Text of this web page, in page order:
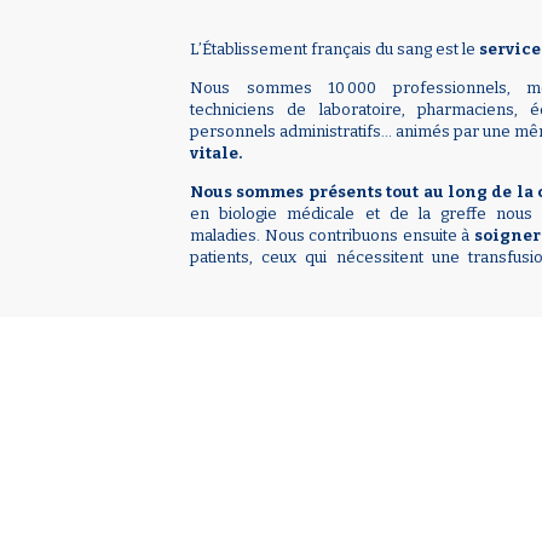
L’Établissement français du sang est le
Nous sommes 10 000 professionnels,
techniciens de laboratoire, pharmaciens,
personnels administratifs… animés par une
vitale.
Nous sommes présents tout au long de
en biologie médicale et de la greffe nous
maladies. Nous contribuons ensuite à soigner
patients, ceux qui nécessitent une